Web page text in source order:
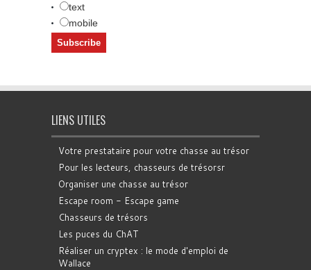
text
mobile
LIENS UTILES
Votre prestataire pour votre chasse au trésor
Pour les lecteurs, chasseurs de trésorsr
Organiser une chasse au trésor
Escape room - Escape game
Chasseurs de trésors
Les puces du ChAT
Réaliser un cryptex : le mode d'emploi de
Wallace